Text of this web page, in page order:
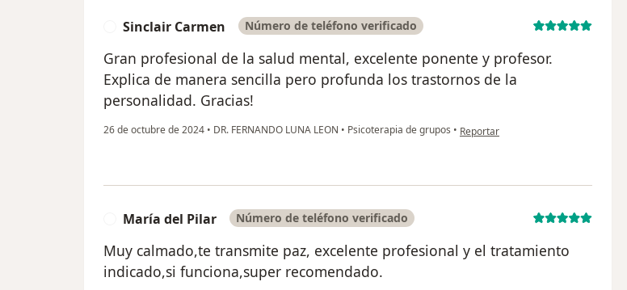
Sinclair Carmen Número de teléfono verificado
Gran profesional de la salud mental, excelente ponente y profesor.
Explica de manera sencilla pero profunda los trastornos de la
personalidad. Gracias!
26 de octubre de 2024 • DR. FERNANDO LUNA LEON • Psicoterapia de grupos • en opinión del usuario Sinclair Carmen
Reportar
María del Pilar Número de teléfono verificado
Muy calmado,te transmite paz, excelente profesional y el tratamiento
indicado,si funciona,super recomendado.